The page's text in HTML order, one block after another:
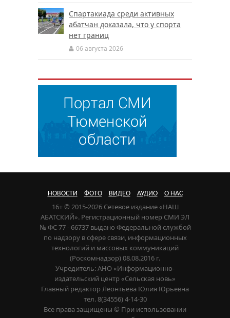
Спартакиада среди активных
абатчан доказала, что у спорта
нет границ
06 августа 2026
НОВОСТИ ФОТО ВИДЕО АУДИО О НАС
16+ © 2015-2026 Сетевое издание «НАШ
АБАТСКИЙ». Регистрационный номер СМИ ЭЛ
№ ФС 77 - 66737 выдано Федеральной службой
по надзору в сфере связи, информационных
технологий и массовых коммуникаций
(Роскомнадзор) 08.08.2016 г.
Учредитель: АНО «Информационно-
издательский центр «Сельская новь»
Главный редактор Леонтьева Юлия Юрьевна
тел. 8(34556) 4-14-30
Все права защищены © При использовании